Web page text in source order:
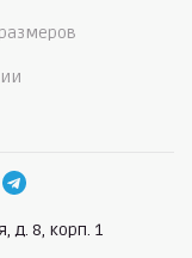
д. 8, корп. 1